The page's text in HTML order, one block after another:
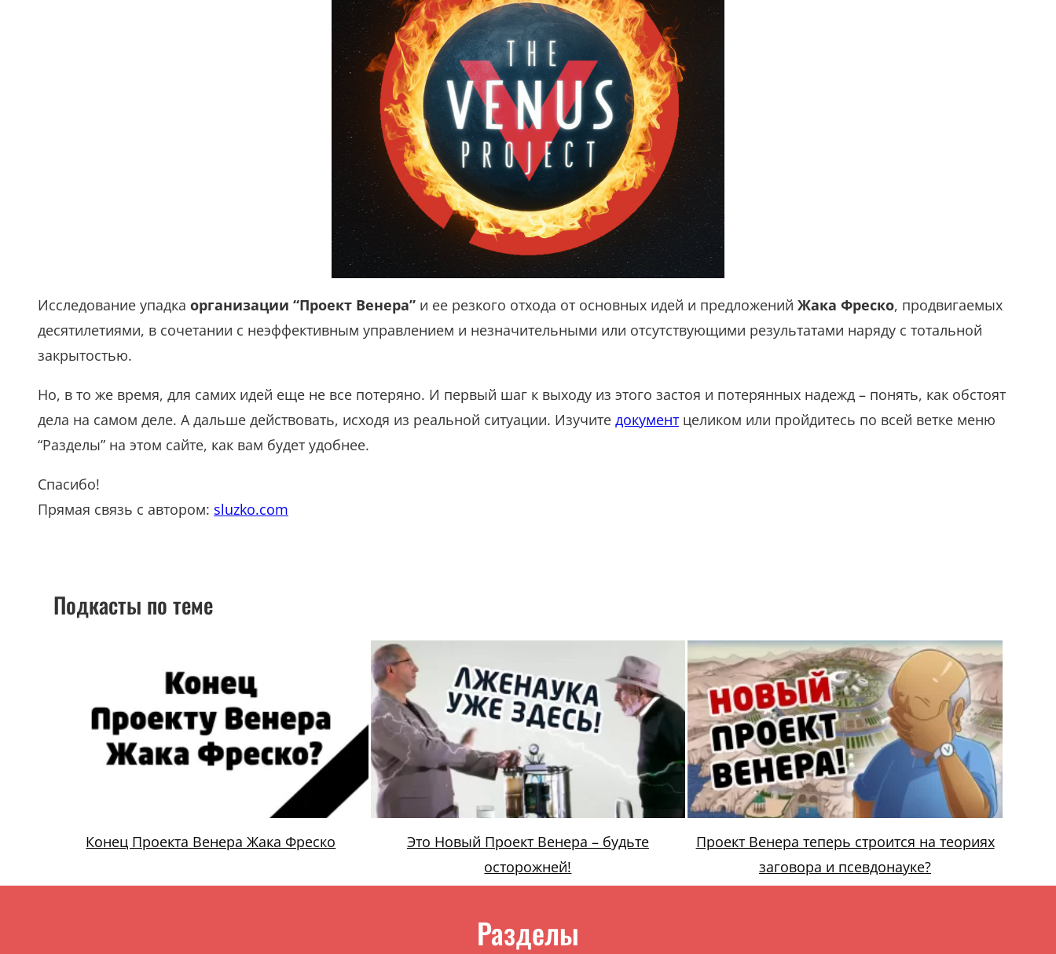
Исследование упадка организации “Проект Венера” и ее резкого отхода от основных идей и предложений Жака Фреско, продвигаемых
десятилетиями, в сочетании с неэффективным управлением и незначительными или отсутствующими результатами наряду с тотальной
закрытостью.
Но, в то же время, для самих идей еще не все потеряно. И первый шаг к выходу из этого застоя и потерянных надежд – понять, как обстоят
дела на самом деле. А дальше действовать, исходя из реальной ситуации. Изучите документцеликом или пройдитесь по всей ветке меню
“Разделы” на этом сайте, как вам будет удобнее.
Спасибо!
Прямая связь с автором: sluzko.com
Подкасты по теме
Конец Проекта Венера Жака Фреско
Это Новый Проект Венера – будьте
осторожней!
Проект Венера теперь строится на теориях
заговора и псевдонауке?
Разделы